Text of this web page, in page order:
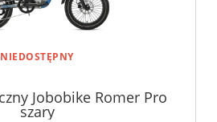
NIEDOSTĘPNY
Jobobike Romer Pro
szary